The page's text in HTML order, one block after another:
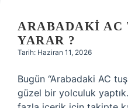
Hakkımızda
ARABADAKI AC
YARAR ?
Tarih: Haziran 11, 2026
Bugün “Arabadaki AC
güzel bir yolculuk